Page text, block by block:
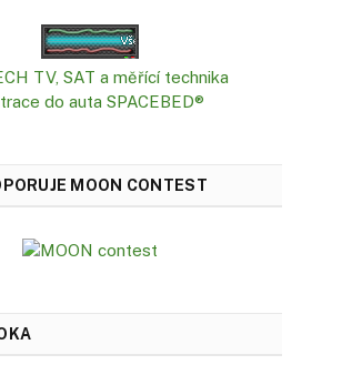
TV, SAT a měřící technika
do auta SPACEBED®
MOON CONTEST